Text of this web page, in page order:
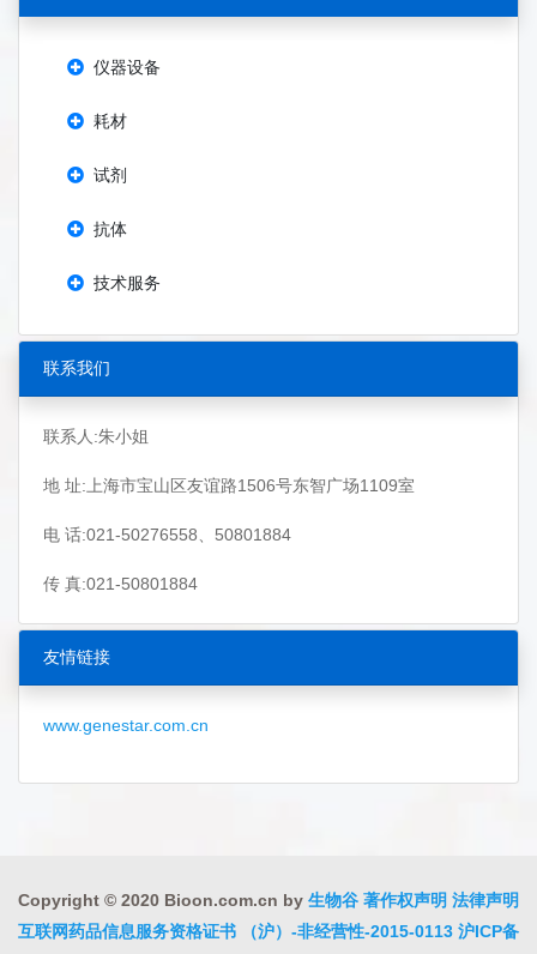
仪器设备
耗材
试剂
抗体
技术服务
联系我们
联系人:朱小姐
地 址:上海市宝山区友谊路1506号东智广场1109室
电 话:021-50276558、50801884
传 真:021-50801884
友情链接
www.genestar.com.cn
Copyright © 2020 Bioon.com.cn by 生物谷 著作权声明 法律声明
互联网药品信息服务资格证书 （沪）-非经营性-2015-0113 沪ICP备